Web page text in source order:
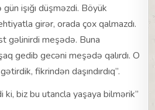
işığı düşməzdi. Böyük
girər, orada çox qalmazdı.
gəlinirdi meşədə. Buna
gedib gecəni meşədə qalırdı. O
fikrindən daşındırdıq”.
ki, biz bu utancla yaşaya bilmərik”